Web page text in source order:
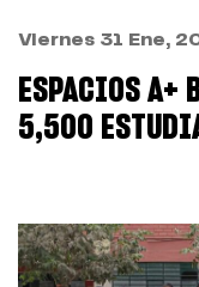
Viernes 31 Ene,
ESPACIOS A+
5,500